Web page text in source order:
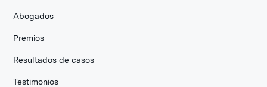
Abogados
Premios
Resultados de casos
Testimonios